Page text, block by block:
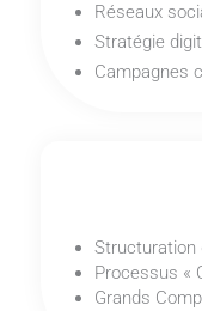
Réseaux
Stratégie
Campagnes
Structuration
Processus «
Grands